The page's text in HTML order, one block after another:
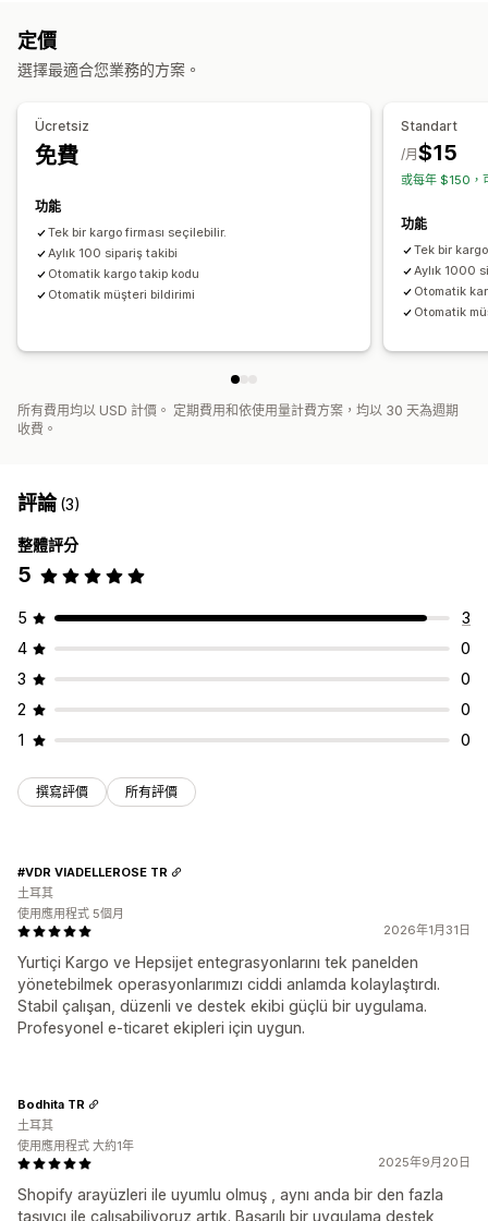
同步訂單
定價
選擇最適合您業務的方案。
Ücretsiz
免費
功能
Tek bir kargo firması seçilebilir.
Aylık 100 sipariş takibi
Otomatik kargo takip kodu
Otomatik müşteri bildirimi
Standart
$15
/月
或每年 $150，
功能
Tek bir
Aylık 1000
Otomatik
Otomatik
所有費用均以 USD 計價。 定期費用和依使用量計費方案，均以 30 天為週期
收費。
評論(3)
整體評分
5
5
3
4
0
3
0
2
0
1
0
撰寫評價 所有評價
2026年1月31日
Yurtiçi Kargo ve Hepsijet entegrasyonlarını tek panelden
yönetebilmek operasyonlarımızı ciddi anlamda kolaylaştırdı.
Stabil çalışan, düzenli ve destek ekibi güçlü bir uygulama.
Profesyonel e-ticaret ekipleri için uygun.
#VDR VIADELLEROSE TR
土耳其
使用應用程式 5個月
2025年9月20日
Shopify arayüzleri ile uyumlu olmuş , aynı anda bir den fazla
taşıyıcı ile çalışabiliyoruz artık. Başarılı bir uygulama destek
Bodhita TR
土耳其
使用應用程式 大約1年